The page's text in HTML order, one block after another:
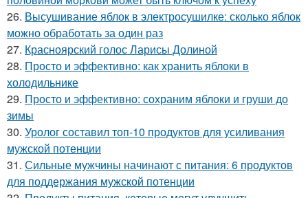
26. Высушивание яблок в электросушилке: сколько яблок
можно обработать за один раз
27. Красноярский голос Ларисы Долиной
28. Просто и эффективно: как хранить яблоки в
холодильнике
29. Просто и эффективно: сохраним яблоки и груши до
зимы
30. Уролог составил топ-10 продуктов для усиливания
мужской потенции
31. Сильные мужчины начинают с питания: 6 продуктов
для поддержания мужской потенции